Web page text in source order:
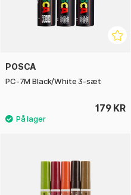
POSCA
PC-7M Black/White 3-sæt
179 KR